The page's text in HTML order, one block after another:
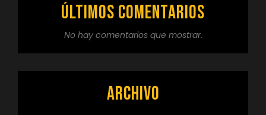
Últimos comentarios
No hay comentarios que mostrar.
Archivo